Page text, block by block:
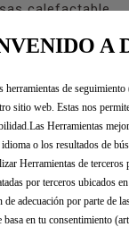
calefactable
delanteros
regulables
conductor con
TRASERO
A
de
sitio web. Estas nos
Herramientas
o los resultados de
Herramientas de
por terceros ubicados
adecuación por parte de
basa en tu consentimiento